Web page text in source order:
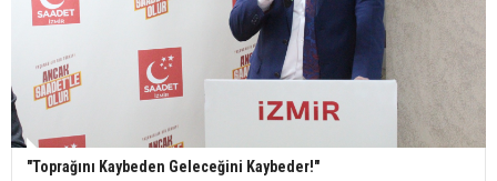
"Toprağını Kaybeden Geleceğini Kaybeder!"